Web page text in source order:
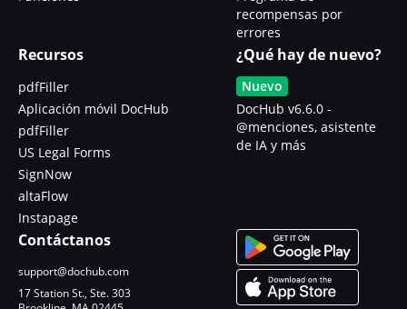
recompensas por
errores
Recursos
pdfFiller
Aplicación móvil DocHub
pdfFiller
US Legal Forms
SignNow
altaFlow
Instapage
¿Qué hay de nuevo?
Nuevo
DocHub v6.6.0 -
@menciones, asistente
de IA y más
Contáctanos
support@dochub.com
17 Station St., Ste. 303